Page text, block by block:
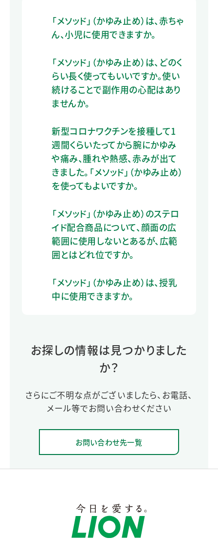
「メソッド」（かゆみ止め）は、赤ちゃ
ん、小児に使用できますか。
「メソッド」（かゆみ止め）は、どのく
らい長く使ってもいいですか。使い
続けることで副作用の心配はあり
ませんか。
新型コロナワクチンを接種して1
週間くらいたってから腕にかゆみ
や痛み、腫れや熱感、赤みが出て
きました。「メソッド」（かゆみ止め）
を使ってもよいですか。
「メソッド」（かゆみ止め）のステロ
イド配合商品について、顔面の広
範囲に使用しないとあるが、広範
囲とはどれ位ですか。
「メソッド」（かゆみ止め）は、授乳
中に使用できますか。
お探しの情報は見つかりました
か？
さらにご不明な点がございましたら、お電話、
メール等でお問い合わせください
お問い合わせ先一覧